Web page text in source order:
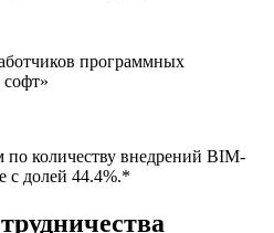
программных
по количеству внедрений ВІМ-
с долей 44.4%.*